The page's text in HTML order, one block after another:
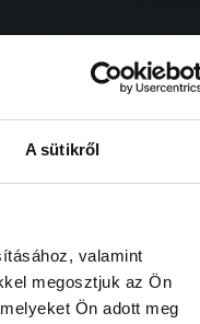
A sütikről
valamint
megosztjuk az Ön
Ön adott meg